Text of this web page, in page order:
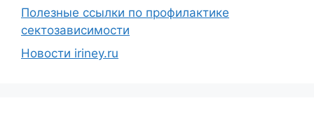
Полезные ссылки по профилактике
сектозависимости
Новости iriney.ru